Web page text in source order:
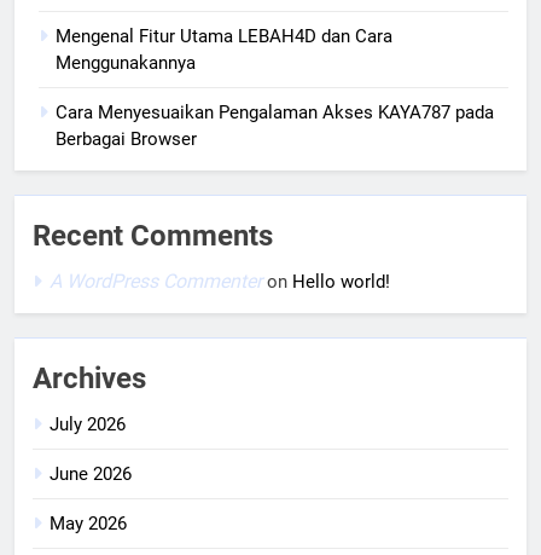
Mengenal Fitur Utama LEBAH4D dan Cara
Menggunakannya
Cara Menyesuaikan Pengalaman Akses KAYA787 pada
Berbagai Browser
Recent Comments
A WordPress Commenteron Hello world!
Archives
July 2026
June 2026
May 2026